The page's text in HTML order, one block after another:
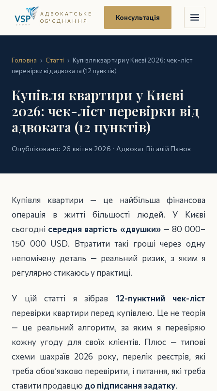
АДВОКАТСЬКЕ
ОБ'ЄДНАННЯ
Консультація
Головна › Статті › Купівля квартири у Києві 2026: чек-ліст
перевірки від адвоката (12 пунктів)
Купівля квартири у Києві
2026: чек-ліст перевірки від
адвоката (12 пунктів)
Опубліковано: 26 квітня 2026 · Адвокат Віталій Панов
Купівля квартири — це найбільша фінансова
операція в житті більшості людей. У Києві
сьогодні середня вартість «двушки»— 80 000–
150 000 USD. Втратити такі гроші через одну
непомічену деталь — реальний ризик, з яким я
регулярно стикаюсь у практиці.
У цій статті я зібрав 12-пунктний чек-ліст
перевірки квартири перед купівлею. Це не теорія
— це реальний алгоритм, за яким я перевіряю
кожну угоду для своїх клієнтів. Плюс — типові
схеми шахраїв 2026 року, перелік реєстрів, які
треба обов’язково перевірити, і питання, які треба
ставити продавцю до підписання задатку.